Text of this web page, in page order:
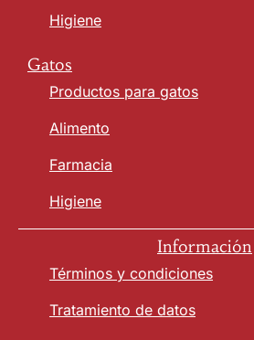
Higiene
Gatos
Productos para gatos
Alimento
Farmacia
Higiene
Información
Términos y condiciones
Tratamiento de datos